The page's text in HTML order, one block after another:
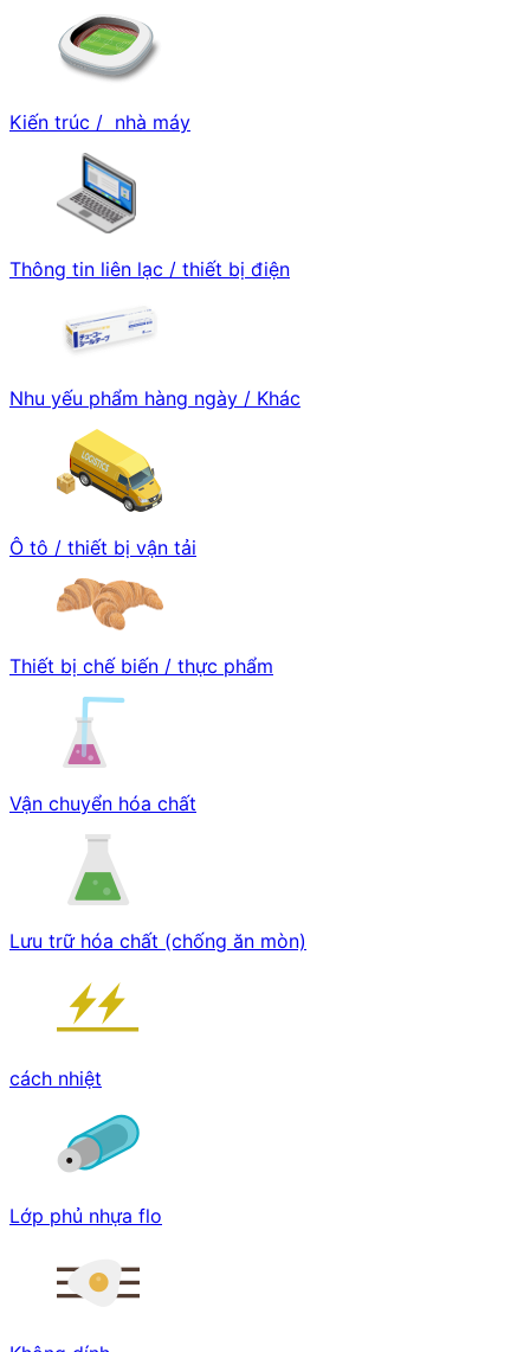
Kiến trúc / nhà máy
Thông tin liên lạc / thiết bị điện
Nhu yếu phẩm hàng ngày / Khác
Ô tô / thiết bị vận tải
Thiết bị chế biến / thực phẩm
Vận chuyển hóa chất
Lưu trữ hóa chất (chống ăn mòn)
cách nhiệt
Lớp phủ nhựa flo